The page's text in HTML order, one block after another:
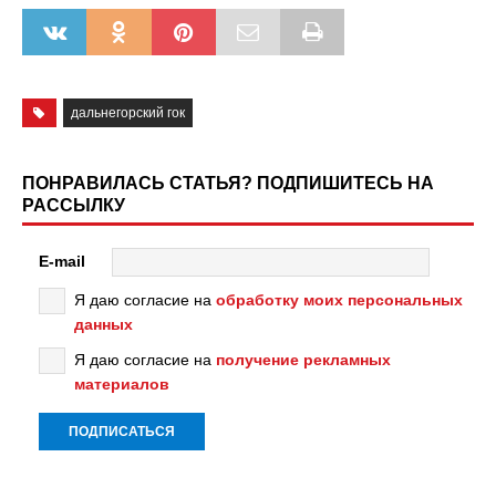
дальнегорский гок
ПОНРАВИЛАСЬ СТАТЬЯ? ПОДПИШИТЕСЬ НА
РАССЫЛКУ
E-mail
Я даю согласие на обработку моих персональных
данных
Я даю согласие на получение рекламных
материалов